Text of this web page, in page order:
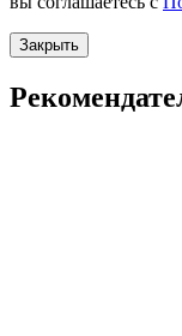
Закрыть